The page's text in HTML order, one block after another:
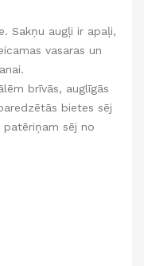
Sakņu augļi ir apaļi,
vasaras un
brīvās, auglīgās
bietes sēj
patēriņam sēj no